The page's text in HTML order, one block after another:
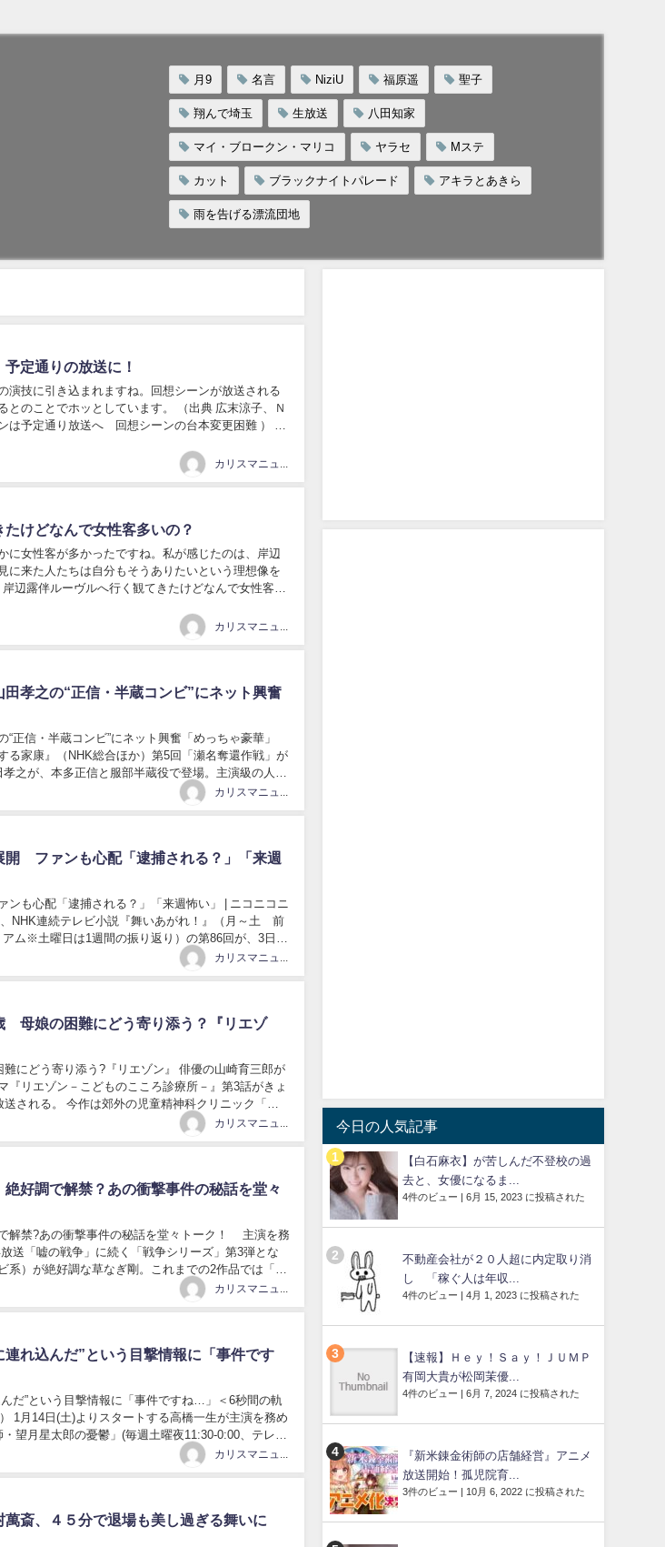
月9 名言 NiziU 福原遥 聖子
翔んで埼玉 生放送 八田知家
マイ・ブロークン・マリコ ヤラセ Mステ
カット ブラックナイトパレード アキラとあきら
雨を告げる漂流団地
定通りの放送に！
演技に引き込まれますね。回想シーンが放送される
とのことでホッとしています。 （出典 広末涼子、Ｎ
は予定通り放送へ 回想シーンの台本変更困難 ） 1
たけどなんで女性客多いの？
に女性客が多かったですね。私が感じたのは、岸辺
に来た人たちは自分もそうありたいという理想像を
辺露伴ルーヴルへ行く観てきたけどなんで女性客多
田孝之の“正信・半蔵コンビ”にネット興奮
正信・半蔵コンビ”にネット興奮「めっちゃ豪華」
家康』（NHK総合ほか）第5回「瀬名奪還作戦」が
之が、本多正信と服部半蔵役で登場。主演級の人気
ゃ豪華」「贅...
開 ファンも心配「逮捕される？」「来週
も心配「逮捕される？」「来週怖い」 | ニコニコニ
NHK連続テレビ小説『舞いあがれ！』（月～土 前
※土曜日は1週間の振り返り）の第86回が、3日に
母娘の困難にどう寄り添う？『リエゾ
にどう寄り添う?『リエゾン』 俳優の山崎育三郎が
『リエゾン－こどものこころ診療所－』第3話がきょ
される。 今作は郊外の児童精神科クリニック「さ
発達...
好調で解禁？あの衝撃事件の秘話を堂々
解禁?あの衝撃事件の秘話を堂々トーク！ 主演を務
送「嘘の戦争」に続く「戦争シリーズ」第3弾とな
）が絶好調な草なぎ剛。これまでの2作品では「復
なぎだっ...
れ込んだ”という目撃情報に「事件です
だ”という目撃情報に「事件ですね…」＜6秒間の軌
1月14日(土)よりスタートする高橋一生が主演を務め
望月星太郎の憂鬱」(毎週土曜夜11:30-0:00、テレビ
萬斎、４５分で退場も美し過ぎる舞いに
今日の人気記事
【白石麻衣】が苦しんだ不登校の過
去と、女優になるま...
4件のビュー | 6月 15, 2023 に投稿された
不動産会社が２０人超に内定取り消
し 「稼ぐ人は年収...
4件のビュー | 4月 1, 2023 に投稿された
【速報】Ｈｅｙ！Ｓａｙ！ＪＵＭＰ
有岡大貴が松岡茉優...
4件のビュー | 6月 7, 2024 に投稿された
『新米錬金術師の店舗経営』アニメ
放送開始！孤児院育...
3件のビュー | 10月 6, 2022 に投稿された